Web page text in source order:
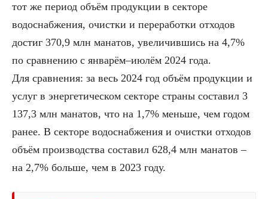
тот же период объём продукции в секторе
водоснабжения, очистки и переработки отходов
достиг 370,9 млн манатов, увеличившись на 4,7%
по сравнению с январём–июлём 2024 года.
Для сравнения: за весь 2024 год объём продукции и
услуг в энергетическом секторе страны составил 3
137,3 млн манатов, что на 1,7% меньше, чем годом
ранее. В секторе водоснабжения и очистки отходов
объём производства составил 628,4 млн манатов –
на 2,7% больше, чем в 2023 году.